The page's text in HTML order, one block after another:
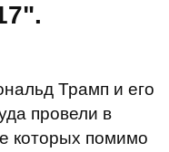
Трамп и его
провели в
которых помимо